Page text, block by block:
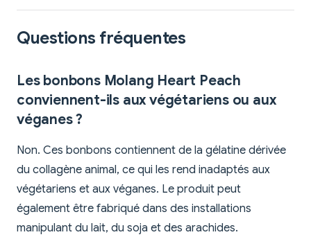
Questions fréquentes
Les bonbons Molang Heart Peach
conviennent-ils aux végétariens ou aux
véganes ?
Non. Ces bonbons contiennent de la gélatine dérivée
du collagène animal, ce qui les rend inadaptés aux
végétariens et aux véganes. Le produit peut
également être fabriqué dans des installations
manipulant du lait, du soja et des arachides.